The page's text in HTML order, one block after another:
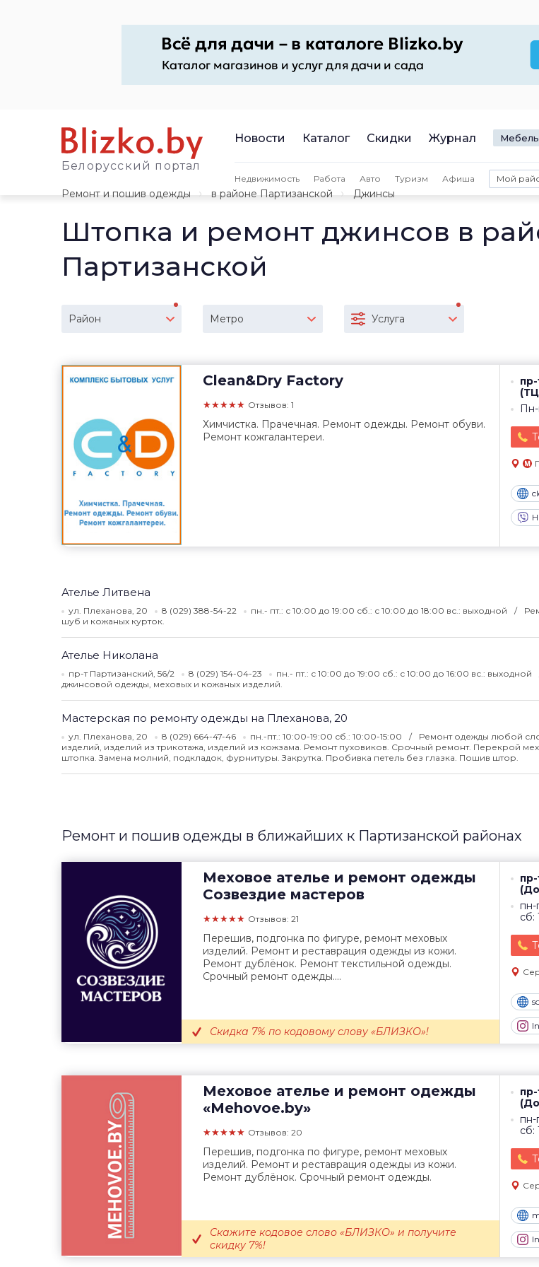
Белорусский портал
Новости Каталог Скидки Журнал Мебель
Недвижимость Работа Авто Туризм Афиша Мой
Ремонт и пошив одежды
в районе Партизанской Джинсы
Штопка и ремонт джинсов в
Партизанской
Район Метро Услуга
Clean&Dry Factory
★★★★★ Отзывов: 1
Химчистка. Прачечная. Ремонт одежды. Ремонт обуви.
Ремонт кожгалантереи.
Ателье Литвена
ул. Плеханова, 20 8 (029) 388-54-22 пн.- пт.: с 10:00 до 19:00 сб.: с 10:00 до 18:00 вс.: выходной
шуб и кожаных курток.
Ателье Николана
пр-т Партизанский, 56/2 8 (029) 154-04-23 пн.- пт.: с 10:00 до 19:00 сб.: с 10:00 до 16:00 вс.: выходной
джинсовой одежды, меховых и кожаных изделий.
Мастерская по ремонту одежды на Плеханова, 20
ул. Плеханова, 20 8 (029) 664-47-46 пн.-пт.: 10:00-19:00 сб.: 10:00-15:00
Ремонт одежды любой
изделий, изделий из трикотажа, изделий из кожзама. Ремонт пуховиков. Срочный ремонт. Перекрой
штопка. Замена молний, подкладок, фурнитуры. Закрутка. Пробивка петель без глазка. Пошив штор.
Ремонт и пошив одежды в ближайших к Партизанской районах
Меховое ателье и ремонт одежды
Созвездие мастеров
★★★★★ Отзывов: 21
пн-
сб:
Перешив, подгонка по фигуре, ремонт меховых
изделий. Ремонт и реставрация одежды из кожи.
Ремонт дублёнок. Ремонт текстильной одежды.
Срочный ремонт одежды....
Скидка 7% по кодовому слову «БЛИЗКО»!
Меховое ателье и ремонт одежды
«Mehovoe.by»
★★★★★ Отзывов: 20
пн-
сб:
Перешив, подгонка по фигуре, ремонт меховых
изделий. Ремонт и реставрация одежды из кожи.
Ремонт дублёнок. Срочный ремонт одежды.
Скажите кодовое слово «БЛИЗКО» и получите
скидку 7%!